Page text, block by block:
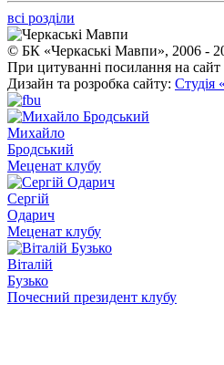
всі розділи
© БК «Черкаські Мавпи», 2006 -
При цитуванні посилання на сайт
Дизайн та розробка сайту: Студія
Михайло
Бродський
Меценат клубу
Сергій
Одарич
Меценат клубу
Віталій
Бузько
Почесний президент клубу